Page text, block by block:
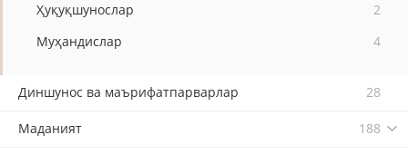
Ҳуқуқшунослар
2
Муҳандислар
4
Диншунос ва маърифатпарварлар 28
Маданият 188